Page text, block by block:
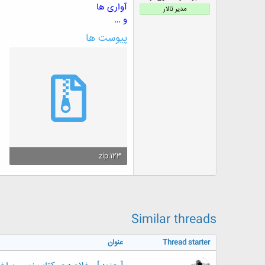
ض
و
مدیر تالار
آواری ها
و …
پیوست ها
123.zip
591.2 کیلوبایت · بازدیدها: 2
Similar threads
Thread starter عنوان